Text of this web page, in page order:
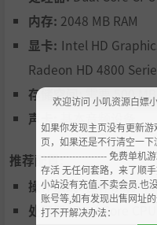
内存: 2048 MB RAM
显卡: Intel HD
Radeon HD 4800
存储空间:需要 500 MB
声卡:
推荐配置:
操作系统:操作系统 *:
处理器:Dual Core CPU
欢迎访问 小叽资源白嫖
如果你发现主页没有更新
页，如果还是不行清空一
--------------------- 免费单机
存活 无任何套路，来了顺
小站没有充值.不卖会员.也
账号等,如有发现出售网址
打不开解决办法：